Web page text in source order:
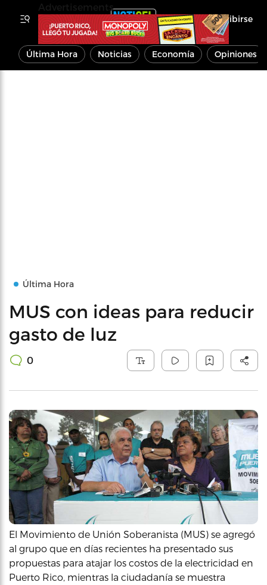
Inscribirse
Última Hora Noticias Economía Opiniones
Última Hora
MUS con ideas para reducir
gasto de luz
0
El Movimiento de Unión Soberanista (MUS) se agregó
al grupo que en días recientes ha presentado sus
propuestas para atajar los costos de la electricidad en
Puerto Rico, mientras la ciudadanía se muestra
Advertisements